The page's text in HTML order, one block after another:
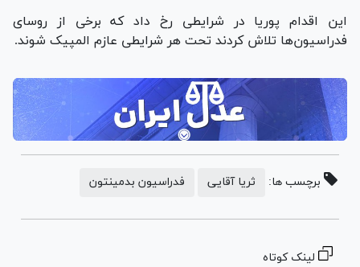
این اقدام پوریا در شرایطی رخ داد که برخی از روسای
فدراسیون‌ها تلاش کردند تحت هر شرایطی عازم المپیک شوند.
برچسب ها: ثریا آقایی فدراسیون بدمینتون
لینک کوتاه